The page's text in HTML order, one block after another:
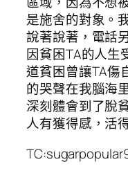
是施舍的對象。
說著說著，電話
因貧困TA的人生
道貧困曾讓TA傷
的哭聲在我腦海
深刻體會到了脫
人有獲得感，活